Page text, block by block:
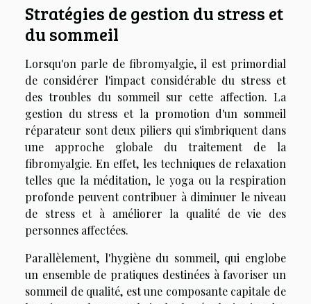
Stratégies de gestion du stress et
du sommeil
Lorsqu'on parle de fibromyalgie, il est primordial
de considérer l'impact considérable du stress et
des troubles du sommeil sur cette affection. La
gestion du stress et la promotion d'un sommeil
réparateur sont deux piliers qui s'imbriquent dans
une approche globale du traitement de la
fibromyalgie. En effet, les techniques de relaxation
telles que la méditation, le yoga ou la respiration
profonde peuvent contribuer à diminuer le niveau
de stress et à améliorer la qualité de vie des
personnes affectées.
Parallèlement, l'hygiène du sommeil, qui englobe
un ensemble de pratiques destinées à favoriser un
sommeil de qualité, est une composante capitale de